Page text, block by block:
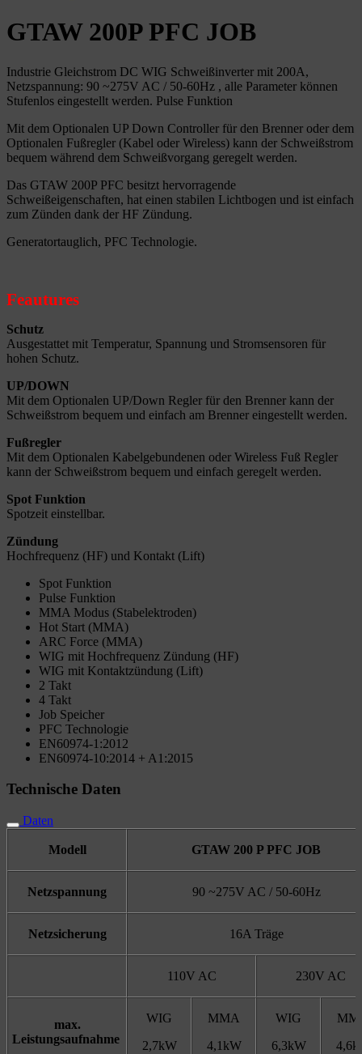
GTAW 200P PFC JOB
Industrie Gleichstrom DC WIG Schweißinverter mit 200A,
Netzspannung: 90 ~275V AC / 50-60Hz , alle Parameter können
Stufenlos eingestellt werden. Pulse Funktion
Mit dem Optionalen UP Down Controller für den Brenner oder dem
Optionalen Fußregler (Kabel oder Wireless) kann der Schweißstrom
bequem während dem Schweißvorgang geregelt werden.
Das GTAW 200P PFC besitzt hervorragende
Schweißeigenschaften, hat einen stabilen Lichtbogen und ist einfach
zum Zünden dank der HF Zündung.
Generatortauglich, PFC Technologie.
Feautures
Schutz
Ausgestattet mit Temperatur, Spannung und Stromsensoren für
hohen Schutz.
UP/DOWN
Mit dem Optionalen UP/Down Regler für den Brenner kann der
Schweißstrom bequem und einfach am Brenner eingestellt werden.
Fußregler
Mit dem Optionalen Kabelgebundenen oder Wireless Fuß Regler
kann der Schweißstrom bequem und einfach geregelt werden.
Spot Funktion
Spotzeit einstellbar.
Zündung
Hochfrequenz (HF) und Kontakt (Lift)
Spot Funktion
Pulse Funktion
MMA Modus (Stabelektroden)
Hot Start (MMA)
ARC Force (MMA)
WIG mit Hochfrequenz Zündung (HF)
WIG mit Kontaktzündung (Lift)
2 Takt
4 Takt
Job Speicher
PFC Technologie
EN60974-1:2012
EN60974-10:2014 + A1:2015
Technische Daten
Daten
Modell GTAW 200 P PFC JOB
Netzspannung 90 ~275V AC / 50-60Hz
Netzsicherung 16A Träge
110V AC 230V AC
max.
Leistungsaufnahme
WIG
2,7kW
MMA
4,1kW
WIG
6,3kW